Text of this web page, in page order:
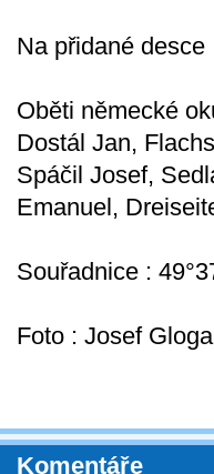
Na přidané desce
Oběti německé
Dostál Jan,
Spáčil Josef,
Emanuel,
Souřadnice :
Foto : Josef
Komentáře